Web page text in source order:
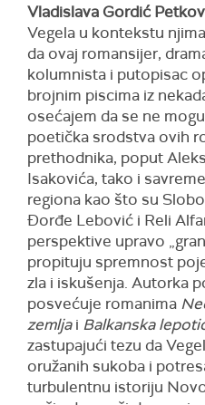
Vladislava Gordić
Vegela u kontekstu
da ovaj romansijer,
kolumnista i putopisac
brojnim piscima iz
osećajem da se ne
poetička srodstva ovih
prethodnika, poput
Isakovića, tako i
regiona kao što su
Đorđe Lebović i Reli
perspektive upravo
propituju spremnost
zla i iskušenja. Autorka
posvećuje romanima
zemljai Balkanska
zastupajući tezu da
oružanih sukoba i
turbulentnu istoriju